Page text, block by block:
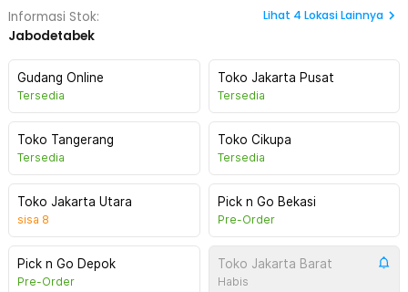
Informasi Stok:
Jabodetabek
Lihat 4 Lokasi Lainnya
Gudang Online
Tersedia
Toko Jakarta Pusat
Tersedia
Toko Tangerang
Tersedia
Toko Cikupa
Tersedia
Toko Jakarta Utara
sisa 8
Pick n Go Bekasi
Pre-Order
Pick n Go Depok
Pre-Order
Toko Jakarta Barat
Habis